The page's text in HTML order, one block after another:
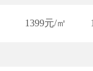
1399元/㎡